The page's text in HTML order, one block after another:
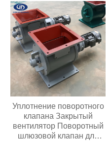
Уплотнение поворотного
клапана Закрытый
вентилятор Поворотный
шлюзовой клапан для